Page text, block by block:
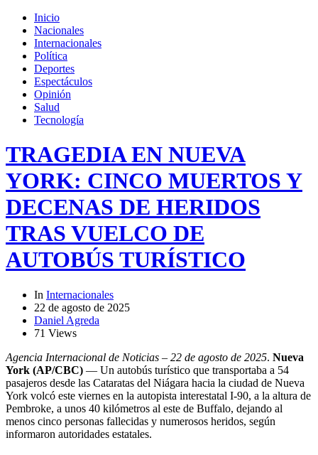
Inicio
Nacionales
Internacionales
Política
Deportes
Espectáculos
Opinión
Salud
Tecnología
TRAGEDIA EN NUEVA
YORK: CINCO MUERTOS Y
DECENAS DE HERIDOS
TRAS VUELCO DE
AUTOBÚS TURÍSTICO
In Internacionales
22 de agosto de 2025
Daniel Agreda
71 Views
Agencia Internacional de Noticias – 22 de agosto de 2025. Nueva
York (AP/CBC) — Un autobús turístico que transportaba a 54
pasajeros desde las Cataratas del Niágara hacia la ciudad de Nueva
York volcó este viernes en la autopista interestatal I-90, a la altura de
Pembroke, a unos 40 kilómetros al este de Buffalo, dejando al
menos cinco personas fallecidas y numerosos heridos, según
informaron autoridades estatales.